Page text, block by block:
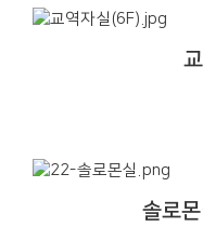
솔로